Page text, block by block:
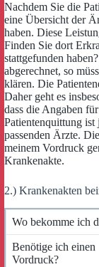
Nachdem Sie die
eine Übersicht der
haben. Diese
Finden Sie dort
stattgefunden
abgerechnet, so
klären. Die
Daher geht es
dass die Angaben
Patientenquittung
passenden Ärzte.
meinem Vordruck
Krankenakte.
2.) Krankenakten
Wo bekomme ich
Benötige ich einen
Vordruck?